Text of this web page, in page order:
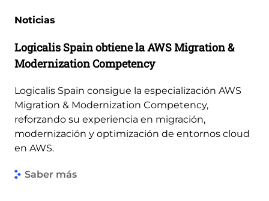
Noticias
Logicalis Spain obtiene la AWS Migration &
Modernization Competency
Logicalis Spain consigue la especialización AWS
Migration & Modernization Competency,
reforzando su experiencia en migración,
modernización y optimización de entornos cloud
en AWS.
Saber más